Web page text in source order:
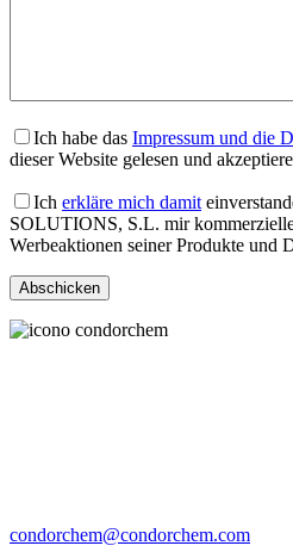
Ich habe das Impressum und die
dieser Website gelesen und
Ich erkläre mich damit
SOLUTIONS, S.L. mir
Werbeaktionen seiner Produkte und
condorchem@condorchem.com